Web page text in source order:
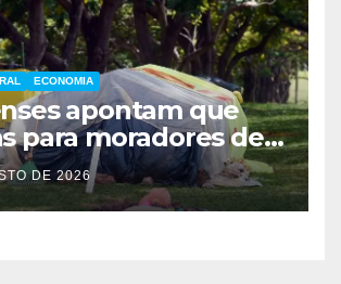
ECONOMIA
apontam que
para moradores de
voto
DE 2026